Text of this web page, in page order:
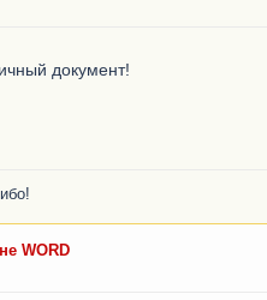
документ!
WORD